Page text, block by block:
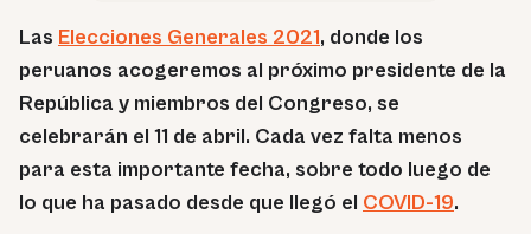
Las Elecciones Generales 2021, donde los
peruanos acogeremos al próximo presidente de la
República y miembros del Congreso, se
celebrarán el 11 de abril. Cada vez falta menos
para esta importante fecha, sobre todo luego de
lo que ha pasado desde que llegó el COVID-19.